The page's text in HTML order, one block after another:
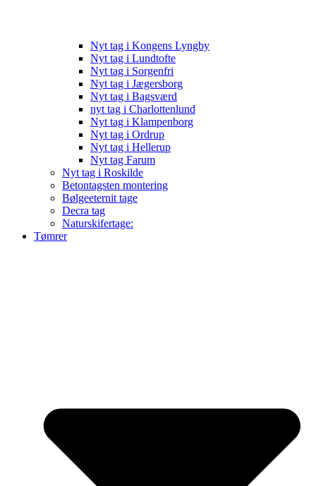
Nyt tag i Kongens Lyngby
Nyt tag i Lundtofte
Nyt tag i Sorgenfri
Nyt tag i Jægersborg
Nyt tag i Bagsværd
nyt tag i Charlottenlund
Nyt tag i Klampenborg
Nyt tag i Ordrup
Nyt tag i Hellerup
Nyt tag Farum
Nyt tag i Roskilde
Betontagsten montering
Bølgeeternit tage
Decra tag
Naturskifertage:
Tømrer